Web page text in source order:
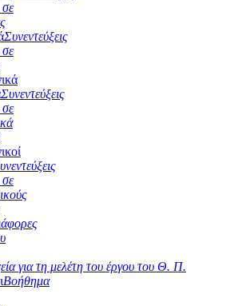
Συνεντεύξεις
Συνεντεύξεις
για τη μελέτη του έργου του Θ. Π.
Βοήθημα